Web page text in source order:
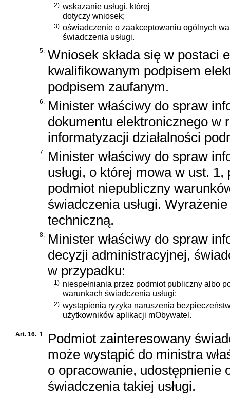
2) wskazanie usługi, której
dotyczy wniosek;
3) oświadczenie o zaakceptowaniu ogólnych
świadczenia usługi.
5. Wniosek składa się w postaci
kwalifikowanym podpisem
podpisem zaufanym.
6. Minister właściwy do spraw
dokumentu elektronicznego w
informatyzacji działalności
7. Minister właściwy do spraw
usługi, o której mowa w ust.
podmiot niepubliczny
świadczenia usługi.
techniczną.
8. Minister właściwy do spraw
decyzji administracyjnej,
w przypadku:
1) niespełniania przez podmiot publiczny albo
warunkach świadczenia usługi;
2) wystąpienia ryzyka naruszenia
użytkowników aplikacji mObywatel.
Art. 16. 1. Podmiot zainteresowany
może wystąpić do ministra
o opracowanie, udostępnienie
świadczenia takiej usługi.